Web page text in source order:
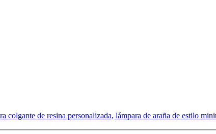
de resina personalizada, lámpara de araña de estilo